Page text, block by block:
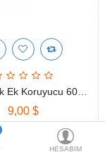
HESABIM
9,00 $